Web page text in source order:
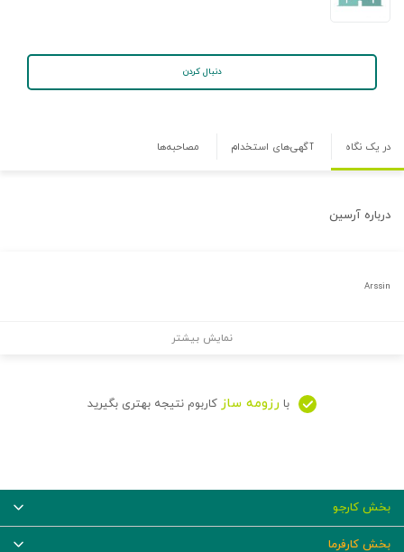
دنبال کردن
در یک نگاه آگهی‌های استخدام مصاحبه‌ها
درباره آرسین
Arssin
نمایش بیشتر
با رزومه ساز کاربوم نتیجه بهتری بگیرید
بخش کارجو
بخش کارفرما